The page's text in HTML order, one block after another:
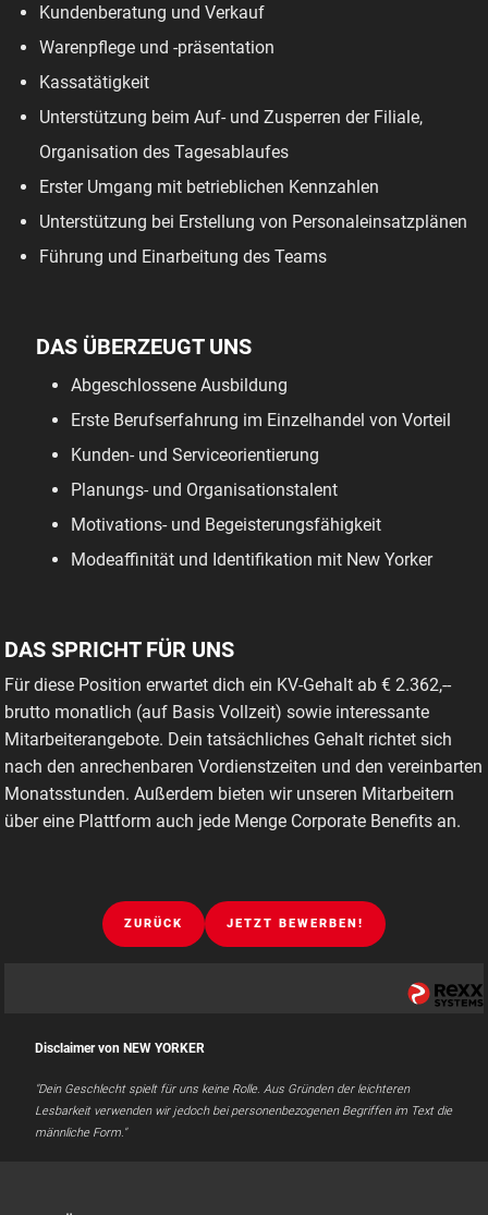
Kundenberatung und Verkauf
Warenpflege und -präsentation
Kassatätigkeit
Unterstützung beim Auf- und Zusperren der Filiale,
Organisation des Tagesablaufes
Erster Umgang mit betrieblichen Kennzahlen
Unterstützung bei Erstellung von Personaleinsatzplänen
Führung und Einarbeitung des Teams
DAS ÜBERZEUGT UNS
Abgeschlossene Ausbildung
Erste Berufserfahrung im Einzelhandel von Vorteil
Kunden- und Serviceorientierung
Planungs- und Organisationstalent
Motivations- und Begeisterungsfähigkeit
Modeaffinität und Identifikation mit New Yorker
DAS SPRICHT FÜR UNS
Für diese Position erwartet dich ein KV-Gehalt ab € 2.362,--
brutto monatlich (auf Basis Vollzeit) sowie interessante
Mitarbeiterangebote. Dein tatsächliches Gehalt richtet sich
nach den anrechenbaren Vordienstzeiten und den vereinbarten
Monatsstunden. Außerdem bieten wir unseren Mitarbeitern
über eine Plattform auch jede Menge Corporate Benefits an.
ZURÜCK JETZT BEWERBEN!
Disclaimer von NEW YORKER
"Dein Geschlecht spielt für uns keine Rolle. Aus Gründen der leichteren
Lesbarkeit verwenden wir jedoch bei personenbezogenen Begriffen im Text die
männliche Form."